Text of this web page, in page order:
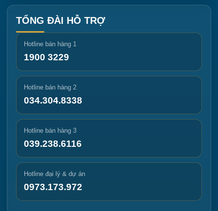
TỔNG ĐÀI HỖ TRỢ
Hotline bán hàng 1
1900 3229
Hotline bán hàng 2
034.304.8338
Hotline bán hàng 3
039.238.6116
Hotline đại lý & dự án
0973.173.972